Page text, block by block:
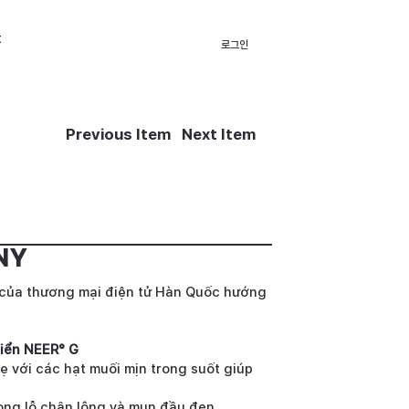
로그인
Next Item
Previous Item
thương mại điện tử Hàn Quốc hướng
NEER° G
với các hạt muối mịn trong suốt giúp